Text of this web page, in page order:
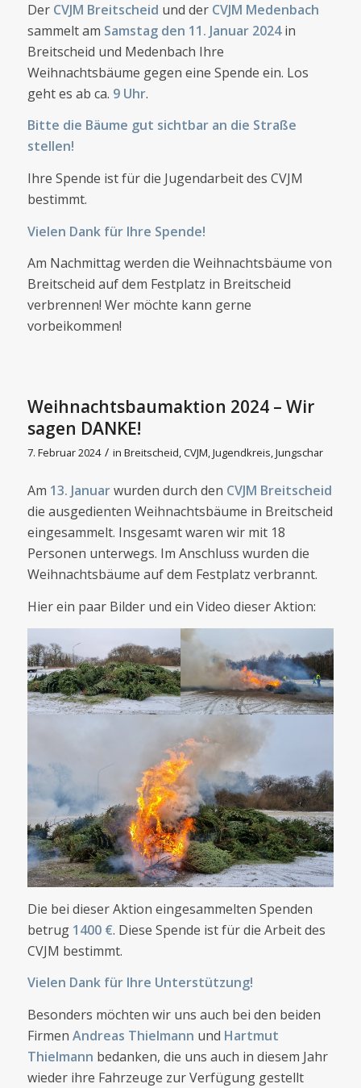
Der CVJM Breitscheid und der CVJM Medenbach
sammelt am Samstag den 11. Januar 2024in
Breitscheid und Medenbach Ihre
Weihnachtsbäume gegen eine Spende ein. Los
geht es ab ca. 9 Uhr.
Bitte die Bäume gut sichtbar an die Straße
stellen!
Ihre Spende ist für die Jugendarbeit des CVJM
bestimmt.
Vielen Dank für Ihre Spende!
Am Nachmittag werden die Weihnachtsbäume von
Breitscheid auf dem Festplatz in Breitscheid
verbrennen! Wer möchte kann gerne
vorbeikommen!
Weihnachtsbaumaktion 2024 – Wir
sagen DANKE!
7. Februar 2024 / in Breitscheid,CVJM,Jugendkreis,Jungschar
Am 13. Januarwurden durch den CVJM Breitscheid
die ausgedienten Weihnachtsbäume in Breitscheid
eingesammelt. Insgesamt waren wir mit 18
Personen unterwegs. Im Anschluss wurden die
Weihnachtsbäume auf dem Festplatz verbrannt.
Hier ein paar Bilder und ein Video dieser Aktion:
Die bei dieser Aktion eingesammelten Spenden
betrug 1400 €. Diese Spende ist für die Arbeit des
CVJM bestimmt.
Vielen Dank für Ihre Unterstützung!
Besonders möchten wir uns auch bei den beiden
Firmen Andreas Thielmann und Hartmut
Thielmann bedanken, die uns auch in diesem Jahr
wieder ihre Fahrzeuge zur Verfügung gestellt